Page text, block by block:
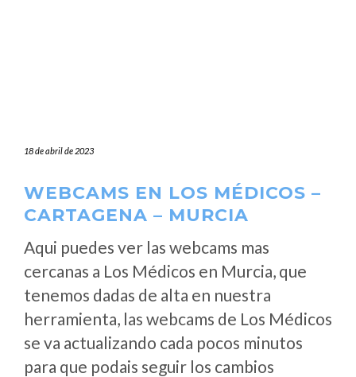
18 de abril de 2023
WEBCAMS EN LOS MÉDICOS –
CARTAGENA – MURCIA
Aqui puedes ver las webcams mas
cercanas a Los Médicos en Murcia, que
tenemos dadas de alta en nuestra
herramienta, las webcams de Los Médicos
se va actualizando cada pocos minutos
para que podais seguir los cambios